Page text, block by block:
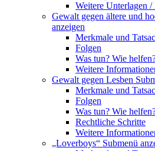
Weitere Unterlagen
Gewalt gegen ältere und
anzeigen
Merkmale und
Folgen
Was tun? Wie
Weitere
Gewalt gegen Lesben
Merkmale und
Folgen
Was tun? Wie
Rechtliche Schritte
Weitere
„Loverboys“ Submenü